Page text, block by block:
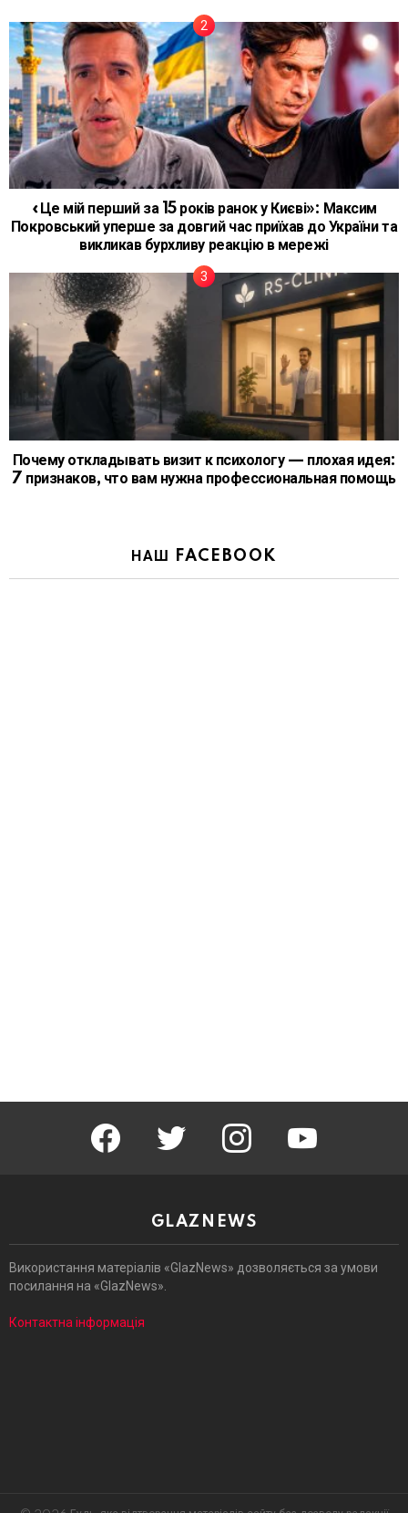
«Це мій перший за 15 років ранок у Києві»: Максим
Покровський уперше за довгий час приїхав до України та
викликав бурхливу реакцію в мережі
Почему откладывать визит к психологу — плохая идея:
7 признаков, что вам нужна профессиональная помощь
НАШ FACEBOOK
facebook twitter instagram
GLAZNEWS
Використання матеріалів «GlazNews» дозволяється за умови
посилання на «GlazNews».
Контактна інформація